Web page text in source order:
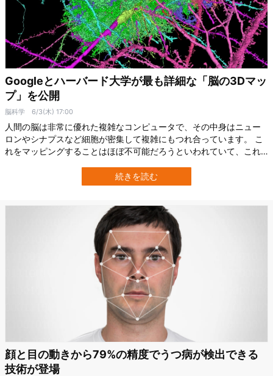
Googleとハーバード大学が最も詳細な「脳の3Dマッ
プ」を公開
脳科学 6/3(木) 17:00
人間の脳は非常に優れた複雑なコンピュータで、その中身はニュー
ロンやシナプスなど細胞が密集して複雑にもつれ合っています。 こ
れをマッピングすることはほぼ不可能だろうといわれていて、これ
ハーバード大学の研究チームは、人間の大脳皮質の非常に小さな一
部について、誰でも閲覧できる詳細な3Dマップを作り出すことに成
続きを読む
顔と目の動きから79%の精度でうつ病が検出できる
技術が登場